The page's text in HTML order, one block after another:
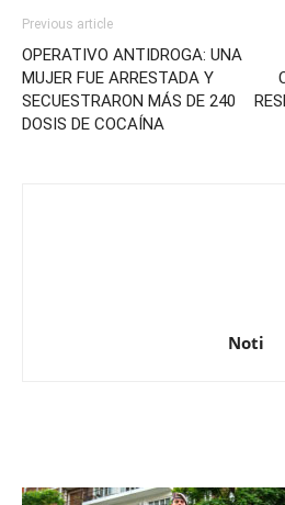
Previous article
OPERATIVO ANTIDROGA: UNA
MUJER FUE ARRESTADA Y
SECUESTRARON MÁS DE 240
DOSIS DE COCAÍNA
Noti